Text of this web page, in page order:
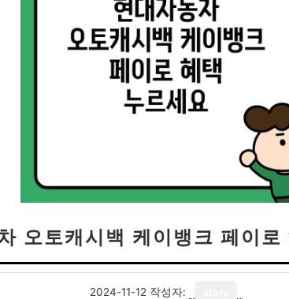
오토캐시백 케이뱅크 페이로
2024-11-12 작성자: